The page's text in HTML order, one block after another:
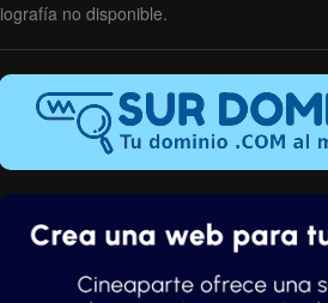
no disponible.